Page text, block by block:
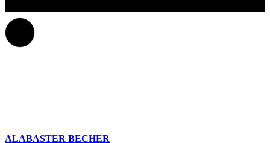
ALABASTER BECHER